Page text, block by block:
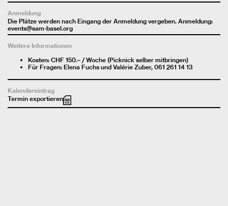
Anmeldung
Die Plätze werden nach Eingang der Anmeldung vergeben. Anmeldung:
events@sam-basel.org
Weitere Informationen
Kosten: CHF 150.– / Woche (Picknick selber mitbringen)
Für Fragen: Elena Fuchs und Valérie Zuber, 061 261 14 13
Kalendareintrag
Termin exportieren